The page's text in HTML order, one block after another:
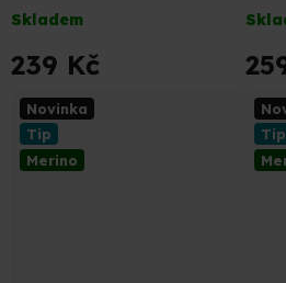
nižším úpletem
Skladem
239 Kč
Novinka
Tip
Merino
Tip